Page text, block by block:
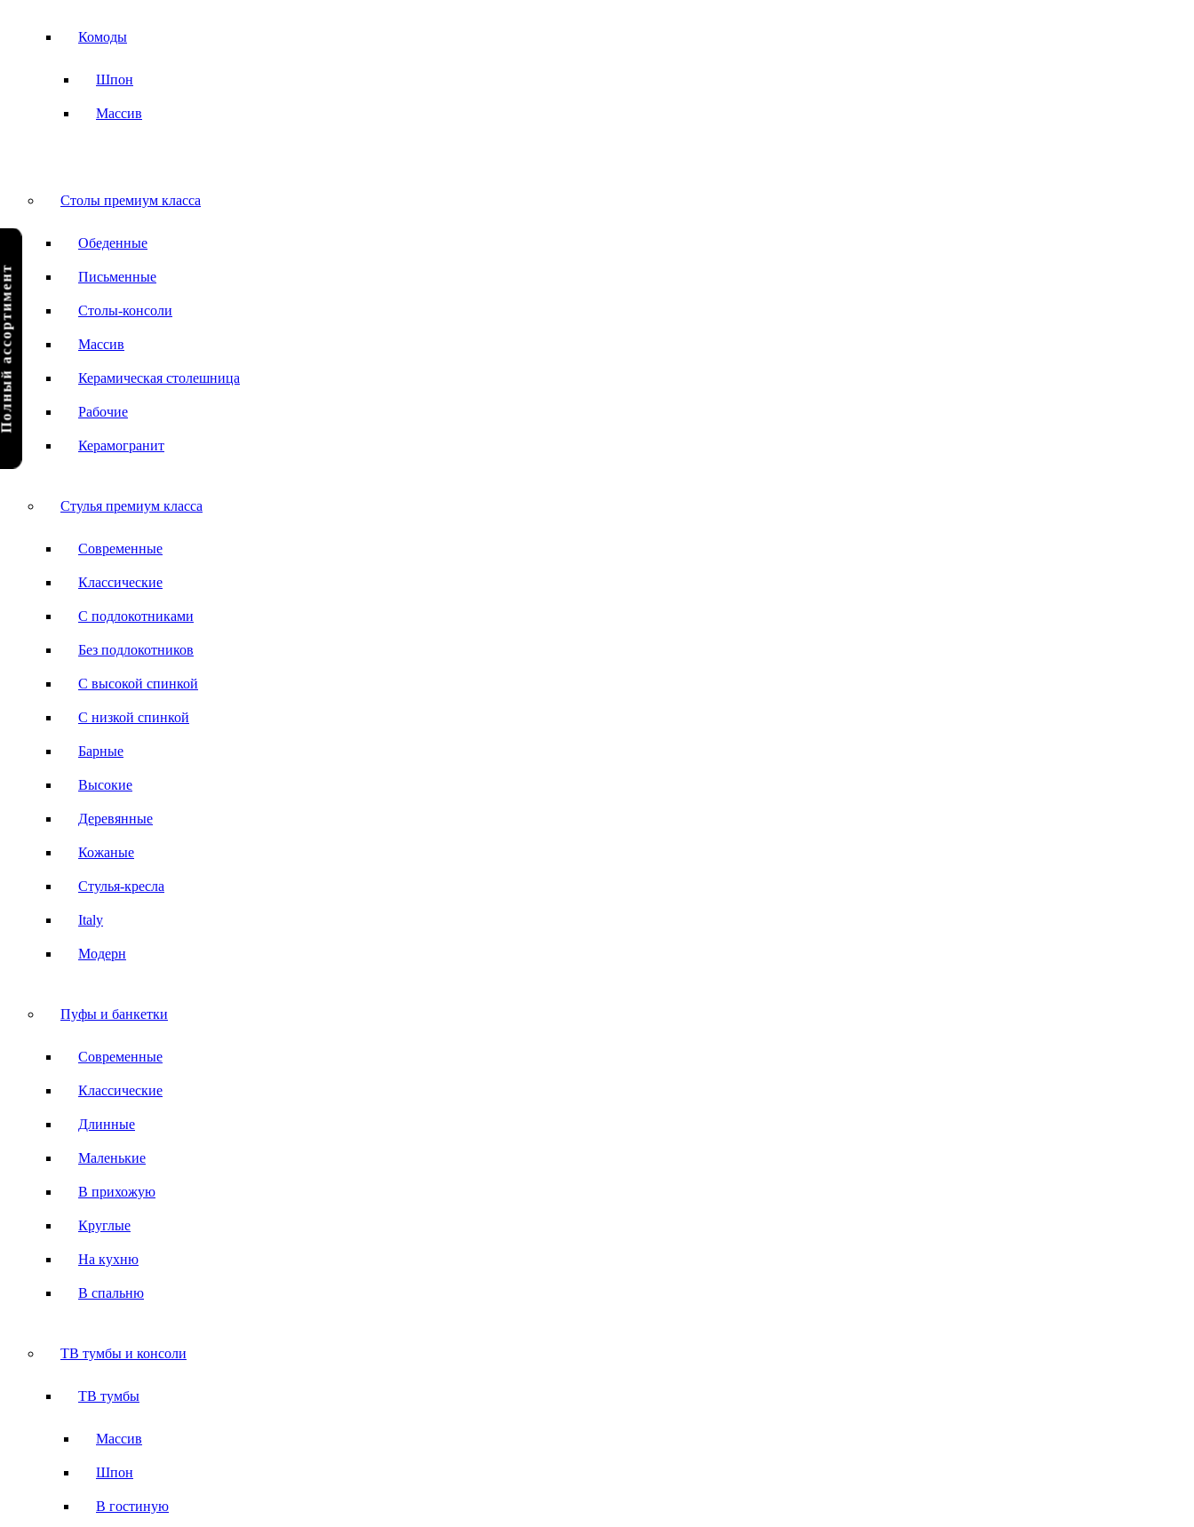
Комоды
Шпон
Массив
Столы премиум класса
Обеденные
Письменные
Столы-консоли
Массив
Керамическая столешница
Рабочие
Керамогранит
Стулья премиум класса
Современные
Классические
С подлокотниками
Без подлокотников
С высокой спинкой
С низкой спинкой
Барные
Высокие
Деревянные
Кожаные
Стулья-кресла
Italy
Модерн
Пуфы и банкетки
Современные
Классические
Длинные
Маленькие
В прихожую
Круглые
На кухню
В спальню
ТВ тумбы и консоли
ТВ тумбы
Массив
Шпон
В гостиную